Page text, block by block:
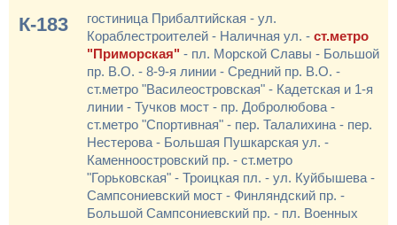
К-183
гостиница Прибалтийская - ул.
Кораблестроителей - Наличная ул. - ст.метро
"Приморская" - пл. Морской Славы - Большой
пр. В.О. - 8-9-я линии - Средний пр. В.О. -
ст.метро "Василеостровская" - Кадетская и 1-я
линии - Тучков мост - пр. Добролюбова -
ст.метро "Спортивная" - пер. Талалихина - пер.
Нестерова - Большая Пушкарская ул. -
Каменноостровский пр. - ст.метро
"Горьковская" - Троицкая пл. - ул. Куйбышева -
Сампсониевский мост - Финляндский пр. -
Большой Сампсониевский пр. - пл. Военных